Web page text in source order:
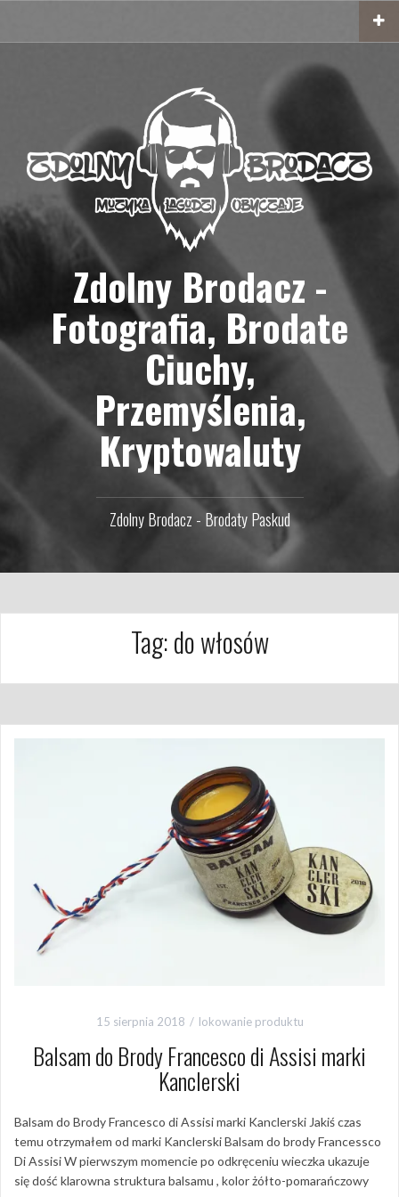
treści
Zdolny Brodacz -
Fotografia, Brodate
Ciuchy,
Przemyślenia,
Kryptowaluty
Zdolny Brodacz - Brodaty Paskud
Tag:do włosów
15 sierpnia 2018 lokowanie produktu
Balsam do Brody Francesco di Assisi marki
Kanclerski
Balsam do Brody Francesco di Assisi marki Kanclerski Jakiś czas
temu otrzymałem od marki Kanclerski Balsam do brody Francessco
Di Assisi W pierwszym momencie po odkręceniu wieczka ukazuje
się dość klarowna struktura balsamu , kolor żółto-pomarańczowy